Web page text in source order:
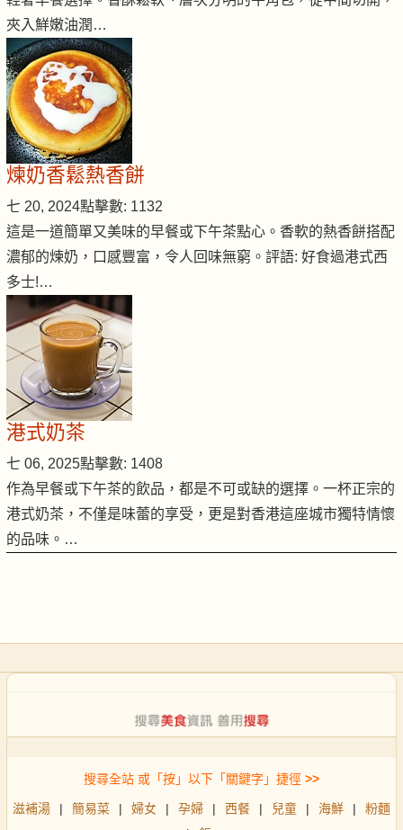
夾入鮮嫩油潤…
煉奶香鬆熱香餅
七 20, 2024點擊數: 1132
這是一道簡單又美味的早餐或下午茶點心。香軟的熱香餅搭配
濃郁的煉奶，口感豐富，令人回味無窮。評語: 好食過港式西
多士!…
港式奶茶
七 06, 2025點擊數: 1408
作為早餐或下午茶的飲品，都是不可或缺的選擇。一杯正宗的
港式奶茶，不僅是味蕾的享受，更是對香港這座城市獨特情懷
的品味。…
搜尋全站 或「按」以下「關鍵字」捷徑 >>
滋補湯 | 簡易菜 | 婦女 | 孕婦 | 西餐 | 兒童 | 海鮮 |
粉麵